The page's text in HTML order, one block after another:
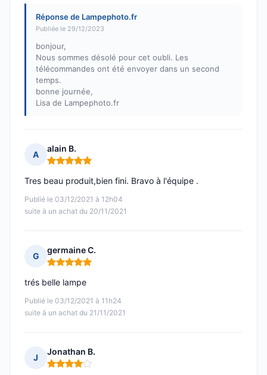
Réponse de Lampephoto.fr
Publiée le 29/12/2023
bonjour,
Nous sommes désolé pour cet oubli. Les
télécommandes ont été envoyer dans un second
temps.
bonne journée,
Lisa de Lampephoto.fr
A
alain B.
Note : 5 sur 5
Publié le 03/12/2021 à 12h04
suite à un achat du 20/11/2021
Tres beau produit,bien fini. Bravo à l'équipe .
G
germaine C.
Note : 5 sur 5
Publié le 03/12/2021 à 11h24
suite à un achat du 21/11/2021
trés belle lampe
J
Jonathan B.
Note : 4 sur 5